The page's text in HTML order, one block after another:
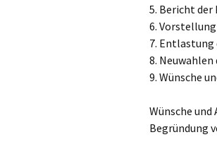
5. Bericht der
6.
7. Entlastung
8. Neuwahlen
9. Wünsche
Wünsche
Begründung